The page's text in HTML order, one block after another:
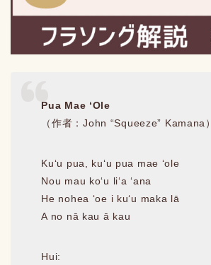
Pua Mae ʻOle
（作者：John “Squeeze” Kamana）
Kuʻu pua, kuʻu pua mae ʻole
Nou mau koʻu liʻa ʻana
He nohea ʻoe i kuʻu maka lā
A no nā kau ā kau
Hui: